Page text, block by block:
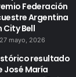
Federación
Argentina
City Bell
27 mayo, 2026
resultado
José María